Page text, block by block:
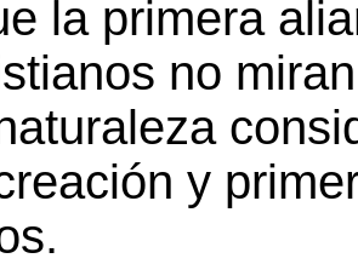
la primera
no
y